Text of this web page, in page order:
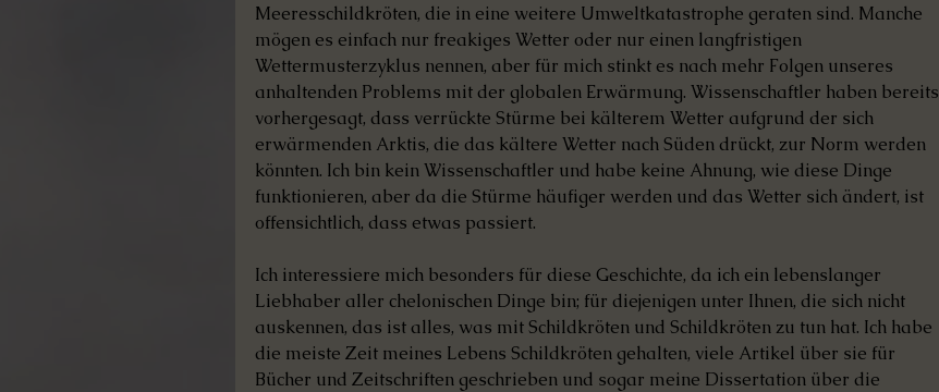
Meeresschildkröten, die in eine weitere Umweltkatastrophe geraten sind. Manche
mögen es einfach nur freakiges Wetter oder nur einen langfristigen
Wettermusterzyklus nennen, aber für mich stinkt es nach mehr Folgen unseres
anhaltenden Problems mit der globalen Erwärmung. Wissenschaftler haben bereits
vorhergesagt, dass verrückte Stürme bei kälterem Wetter aufgrund der sich
erwärmenden Arktis, die das kältere Wetter nach Süden drückt, zur Norm werden
könnten. Ich bin kein Wissenschaftler und habe keine Ahnung, wie diese Dinge
funktionieren, aber da die Stürme häufiger werden und das Wetter sich ändert, ist
offensichtlich, dass etwas passiert.
Ich interessiere mich besonders für diese Geschichte, da ich ein lebenslanger
Liebhaber aller chelonischen Dinge bin; für diejenigen unter Ihnen, die sich nicht
auskennen, das ist alles, was mit Schildkröten und Schildkröten zu tun hat. Ich habe
die meiste Zeit meines Lebens Schildkröten gehalten, viele Artikel über sie für
Bücher und Zeitschriften geschrieben und sogar meine Dissertation über die